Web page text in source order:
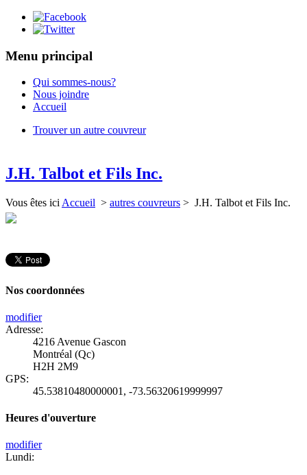
Menu principal
Qui sommes-nous?
Nous joindre
Accueil
Trouver un autre couvreur
J.H. Talbot et Fils Inc.
Vous êtes ici Accueil > autres couvreurs > J.H. Talbot et Fils Inc.
Nos coordonnées
modifier
Adresse:
4216 Avenue Gascon
Montréal (Qc)
H2H 2M9
GPS:
45.53810480000001 , -73.56320619999997
Heures d'ouverture
modifier
Lundi: